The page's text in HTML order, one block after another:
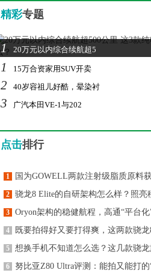
精彩专题
1 20万元以内综合续航超5
1 15万合资家用SUV开卖
2 40岁容祖儿好酷，晕染衬
3 广汽本田VE-1与202
点击排行
1 国为GOWELL两款注射级脂质原料
2 骁龙8 Elite的自研架构怎么样？照亮
3 Oryon架构的稳健航程，高通“平台化
4 既要拍得好又要打得爽，这两款骁
5 想换手机不知道怎么选？这几款骁
6 努比亚Z80 Ultra评测：能拍又能打的